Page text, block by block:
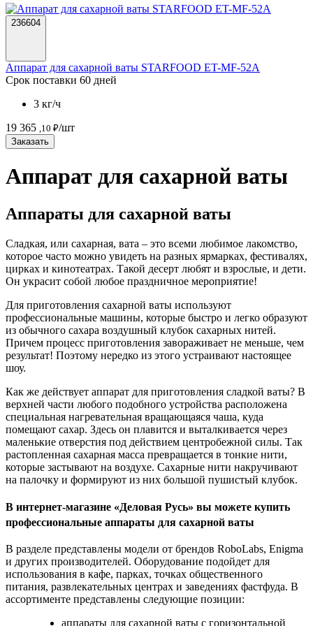
236604
Аппарат для сахарной ваты STARFOOD ET-MF-52A
Срок поставки 60 дней
3 кг/ч
19 365 ,10 ₽/шт
Заказать
Аппарат для сахарной ваты
Аппараты для сахарной ваты
Сладкая, или сахарная, вата – это всеми любимое лакомство,
которое часто можно увидеть на разных ярмарках, фестивалях,
цирках и кинотеатрах. Такой десерт любят и взрослые, и дети.
Он украсит собой любое праздничное мероприятие!
Для приготовления сахарной ваты используют
профессиональные машины, которые быстро и легко образуют
из обычного сахара воздушный клубок сахарных нитей.
Причем процесс приготовления завораживает не меньше, чем
результат! Поэтому нередко из этого устраивают настоящее
шоу.
Как же действует аппарат для приготовления сладкой ваты? В
верхней части любого подобного устройства расположена
специальная нагревательная вращающаяся чаша, куда
помещают сахар. Здесь он плавится и выталкивается через
маленькие отверстия под действием центробежной силы. Так
растопленная сахарная масса превращается в тонкие нити,
которые застывают на воздухе. Сахарные нити накручивают
на палочку и формируют из них большой пушистый клубок.
В интернет-магазине «Деловая Русь» вы можете купить
профессиональные аппараты для сахарной ваты
В разделе представлены модели от брендов RoboLabs, Enigma
и других производителей. Оборудование подойдет для
использования в кафе, парках, точках общественного
питания, развлекательных центрах и заведениях фастфуда. В
ассортименте представлены следующие позиции:
аппараты для сахарной ваты с горизонтальной